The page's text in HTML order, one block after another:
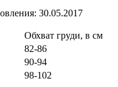
30.05.2017
Обхват груди, в см
82-86
90-94
98-102